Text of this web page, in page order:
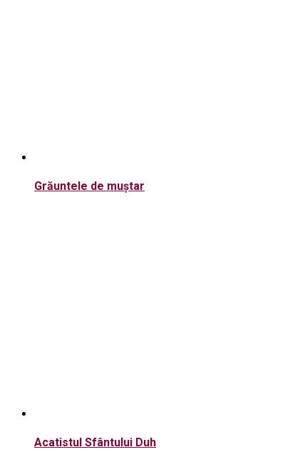
Grăuntele de muștar
Acatistul Sfântului Duh